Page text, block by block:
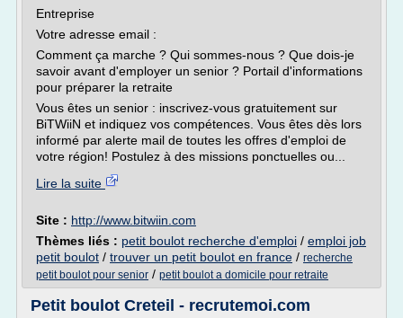
Entreprise
Votre adresse email :
Comment ça marche ? Qui sommes-nous ? Que dois-je
savoir avant d'employer un senior ? Portail d'informations
pour préparer la retraite
Vous êtes un senior : inscrivez-vous gratuitement sur
BiTWiiN et indiquez vos compétences. Vous êtes dès lors
informé par alerte mail de toutes les offres d'emploi de
votre région! Postulez à des missions ponctuelles ou...
Lire la suite
Site : http://www.bitwiin.com
Thèmes liés : petit boulot recherche d'emploi / emploi job
petit boulot / trouver un petit boulot en france / recherche
petit boulot pour senior / petit boulot a domicile pour retraite
Petit boulot Creteil - recrutemoi.com